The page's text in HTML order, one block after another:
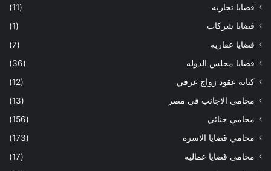
قضايا تجاريه
(11)
قضايا شركات
(1)
قضايا عقاريه
(7)
قضايا مجلس الدوله
(36)
كتابة عقود زواج عرفي
(12)
محامي الاجانب في مصر
(13)
محامي جنائي
(156)
محامي قضايا الاسره
(173)
محامي قضايا عماليه
(17)